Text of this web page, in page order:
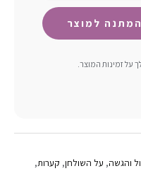
על זמינות המוצר.
והגשה, על השולחן, קערות,